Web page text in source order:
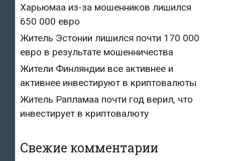
Харьюмаа из-за мошенников лишился
650 000 евро
Житель Эстонии лишился почти 170 000
евро в результате мошенничества
Жители Финляндии все активнее и
активнее инвестируют в криптовалюты
Житель Рапламаа почти год верил, что
инвестирует в криптовалюту
Свежие комментарии